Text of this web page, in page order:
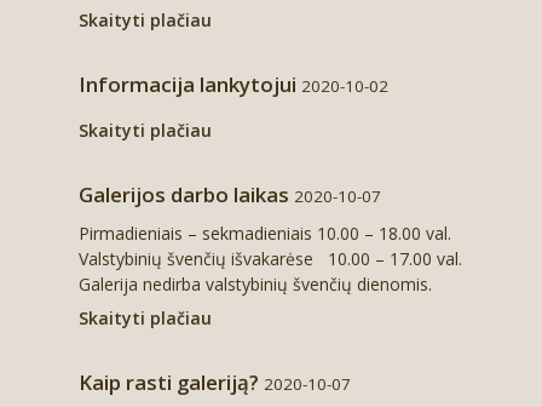
Skaityti plačiau
Informacija lankytojui 2020-10-02
Skaityti plačiau
Galerijos darbo laikas 2020-10-07
Pirmadieniais – sekmadieniais 10.00 – 18.00 val.
Valstybinių švenčių išvakarėse 10.00 – 17.00 val.
Galerija nedirba valstybinių švenčių dienomis.
Skaityti plačiau
Kaip rasti galeriją? 2020-10-07